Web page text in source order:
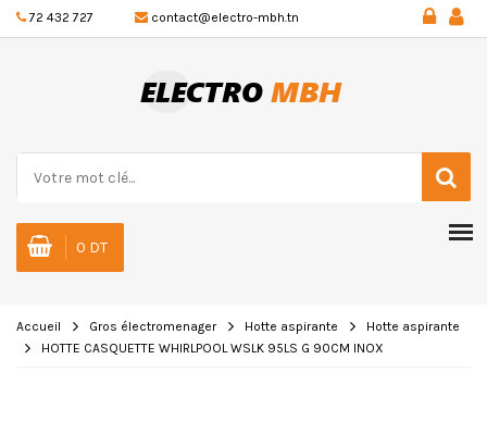
72 432 727 contact@electro-mbh.tn
0 DT
Accueil Gros électromenager Hotte aspirante
Hotte aspirante
HOTTE CASQUETTE WHIRLPOOL WSLK 95LS G 90CM INOX